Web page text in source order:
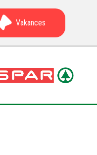
Vakances